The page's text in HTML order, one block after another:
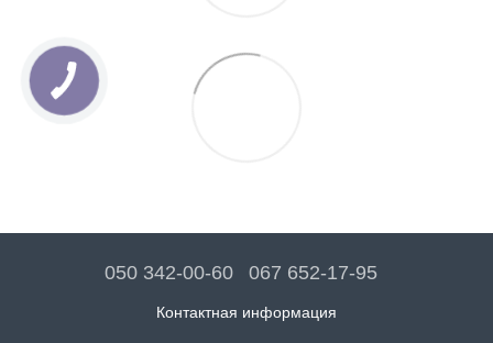
050 342-00-60 067 652-17-95
Контактная информация